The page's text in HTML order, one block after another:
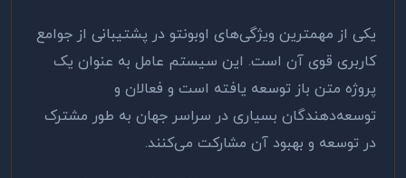
یکی از مهمترین ویژگی‌های اوبونتو در پشتیبانی از جوامع
کاربری قوی آن است. این سیستم عامل به عنوان یک
پروژه متن باز توسعه یافته است و فعالان و
توسعه‌دهندگان بسیاری در سراسر جهان به طور مشترک
در توسعه و بهبود آن مشارکت می‌کنند.